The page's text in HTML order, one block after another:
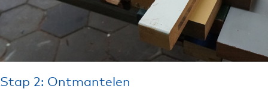
Stap 2: Ontmantelen